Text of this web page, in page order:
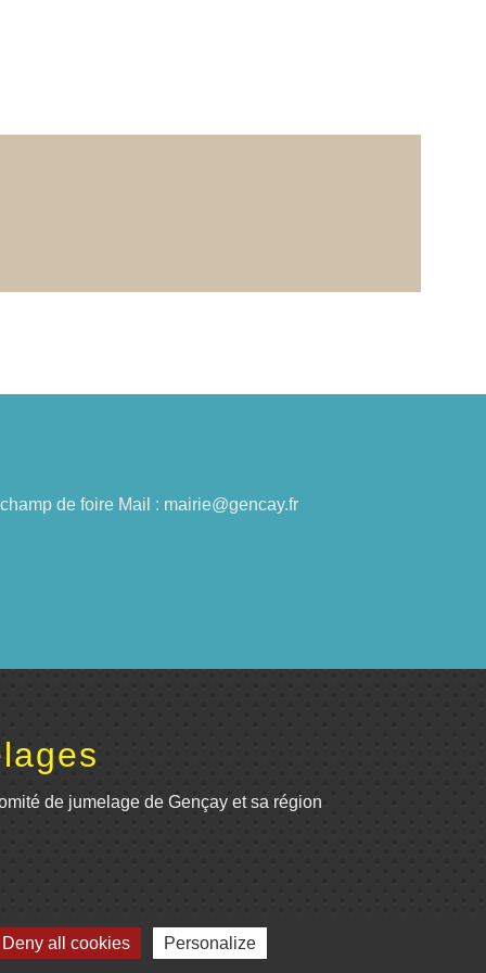
de foire Mail : mairie@gencay.fr
de jumelage de Gençay et sa région
all cookies Personalize